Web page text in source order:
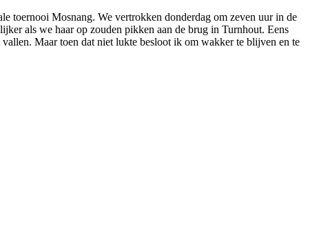
toernooi Mosnang. We vertrokken donderdag om zeven uur in de
als we haar op zouden pikken aan de brug in Turnhout. Eens
Maar toen dat niet lukte besloot ik om wakker te blijven en te